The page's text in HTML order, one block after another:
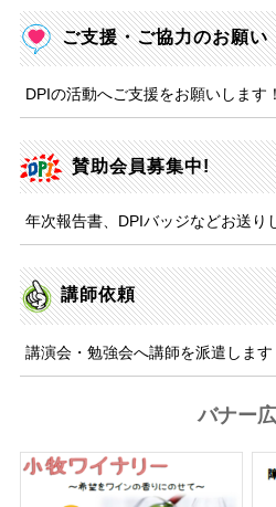
ご支援・ご協力のお願い
DPIの活動へご支援をお願いします！
賛助会員募集中!
年次報告書、DPIバッジなどお送り
講師依頼
講演会・勉強会へ講師を派遣します
バナー